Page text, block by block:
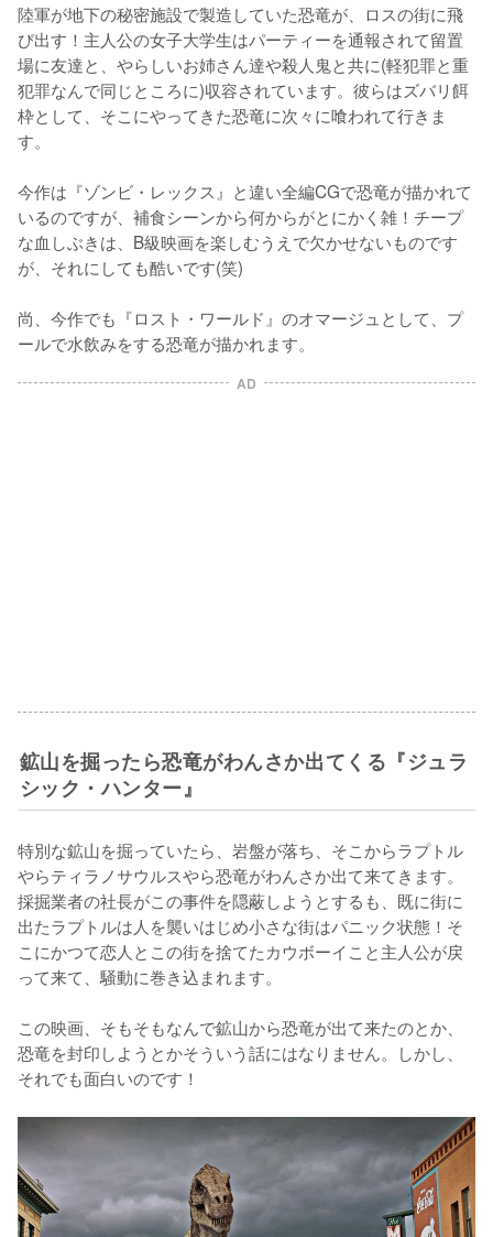
陸軍が地下の秘密施設で製造していた恐竜が、ロスの街に飛
び出す！主人公の女子大学生はパーティーを通報されて留置
場に友達と、やらしいお姉さん達や殺人鬼と共に(軽犯罪と重
犯罪なんで同じところに)収容されています。彼らはズバリ餌
枠として、そこにやってきた恐竜に次々に喰われて行きま
す。
今作は『ゾンビ・レックス』と違い全編CGで恐竜が描かれて
いるのですが、補食シーンから何からがとにかく雑！チープ
な血しぶきは、B級映画を楽しむうえで欠かせないものです
が、それにしても酷いです(笑)
尚、今作でも『ロスト・ワールド』のオマージュとして、プ
ールで水飲みをする恐竜が描かれます。
AD
鉱山を掘ったら恐竜がわんさか出てくる『ジュラ
シック・ハンター』
特別な鉱山を掘っていたら、岩盤が落ち、そこからラプトル
やらティラノサウルスやら恐竜がわんさか出て来てきます。
採掘業者の社長がこの事件を隠蔽しようとするも、既に街に
出たラプトルは人を襲いはじめ小さな街はパニック状態！そ
こにかつて恋人とこの街を捨てたカウボーイこと主人公が戻
って来て、騒動に巻き込まれます。
この映画、そもそもなんで鉱山から恐竜が出て来たのとか、
恐竜を封印しようとかそういう話にはなりません。しかし、
それでも面白いのです！